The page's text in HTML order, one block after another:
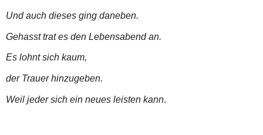
Und auch dieses ging daneben.
Gehasst trat es den Lebensabend an.
Es lohnt sich kaum,
der Trauer hinzugeben.
Weil jeder sich ein neues leisten kann.